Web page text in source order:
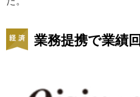
業務提携で業績